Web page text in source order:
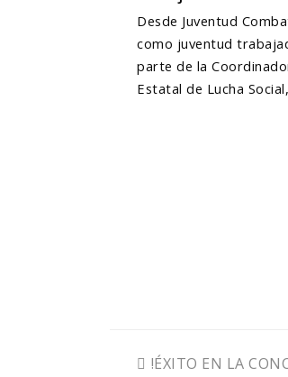
Desde Juventud
como juventud
parte de la
Estatal de Lucha
previous
!ÉXITO EN LA